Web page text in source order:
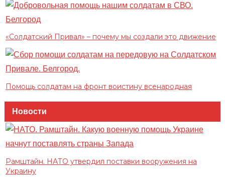
«Солдатский Привал» – почему мы создали это движение
Помощь солдатам на фронт воистину всенародная
Новости
Рамштайн. НАТО утвердил поставки вооружения на
Украину